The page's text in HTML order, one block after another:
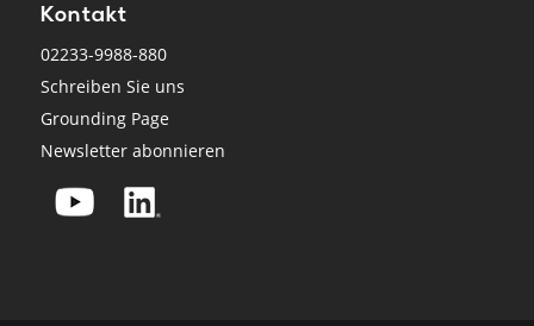
Kontakt
02233-9988-880
Schreiben Sie uns
Grounding Page
Newsletter abonnieren